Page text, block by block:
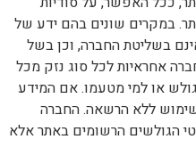
במקרים שונים בהם ידע של
בשליטת החברה, וכן בשל
אחראיות לכל סוג נזק מכל
או למי מטעמו. אם המידע
שימוש ללא הרשאה. החברה
הגולשים הרשומים באתר אלא